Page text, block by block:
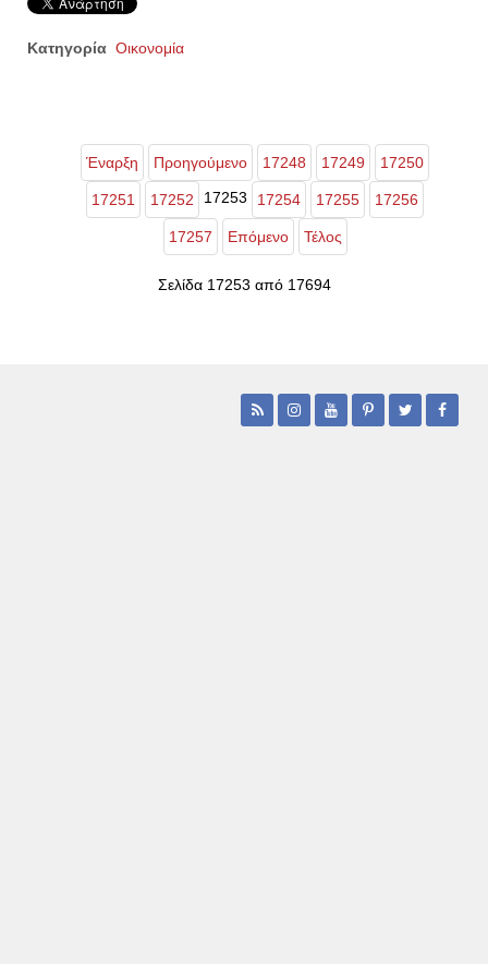
Κατηγορία Οικονομία
Έναρξη Προηγούμενο 17248 17249 17250
17251 17252 17253 17254 17255 17256
17257 Επόμενο Τέλος
Σελίδα 17253 από 17694